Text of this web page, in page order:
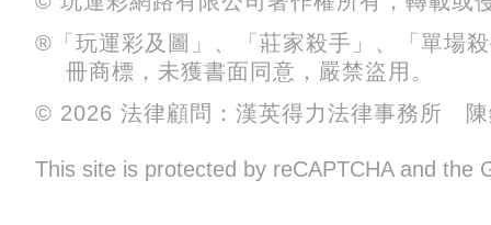
®「玩運彩及圖」、「莊家殺手」、「單場
冊商標，未獲書面同意，嚴禁盜用。
© 2026 法律顧問：漢英得力法律事務所 陳
This site is protected by reCAPTCHA and the